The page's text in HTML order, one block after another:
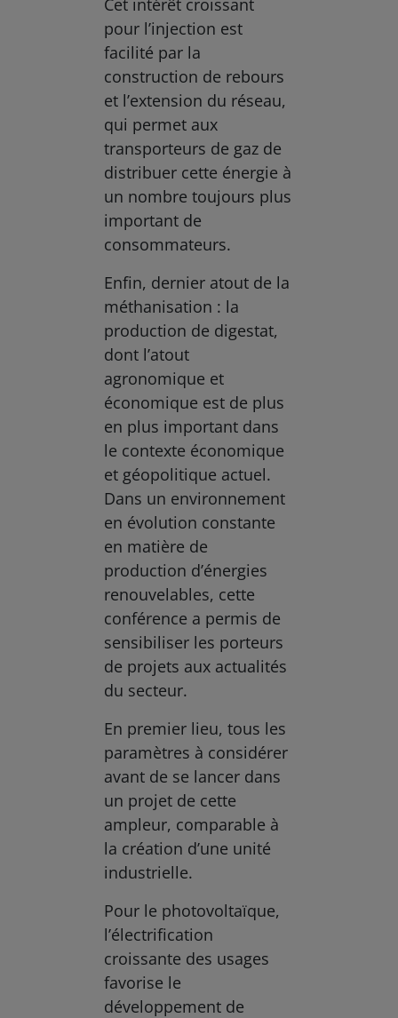
pour l’injection est
facilité par la
construction de rebours
et l’extension du réseau,
qui permet aux
transporteurs de gaz de
distribuer cette énergie à
un nombre toujours plus
important de
consommateurs.
Enfin, dernier atout de la
méthanisation : la
production de digestat,
dont l’atout
agronomique et
économique est de plus
en plus important dans
le contexte économique
et géopolitique actuel.
Dans un environnement
en évolution constante
en matière de
production d’énergies
renouvelables, cette
conférence a permis de
sensibiliser les porteurs
de projets aux actualités
du secteur.
En premier lieu, tous les
paramètres à considérer
avant de se lancer dans
un projet de cette
ampleur, comparable à
la création d’une unité
industrielle.
Pour le photovoltaïque,
l’électrification
croissante des usages
favorise le
développement de